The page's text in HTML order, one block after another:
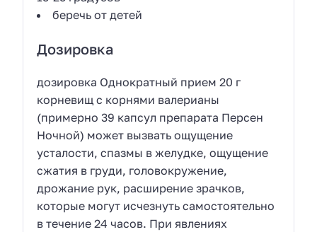
беречь от детей
Дозировка
дозировка Однократный прием 20 г
корневищ с корнями валерианы
(примерно 39 капсул препарата Персен
Ночной) может вызвать ощущение
усталости, спазмы в желудке, ощущение
сжатия в груди, головокружение,
дрожание рук, расширение зрачков,
которые могут исчезнуть самостоятельно
в течение 24 часов. При явлениях